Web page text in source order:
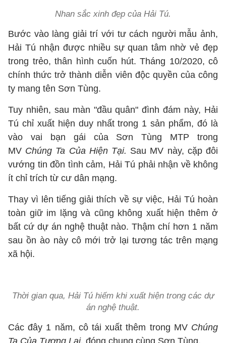
Nhan sắc xinh đẹp của Hải Tú.
Bước vào làng giải trí với tư cách người mẫu ảnh,
Hải Tú nhận được nhiều sự quan tâm nhờ vẻ đẹp
trong trẻo, thân hình cuốn hút. Tháng 10/2020, cô
chính thức trở thành diễn viên độc quyền của công
ty mang tên Sơn Tùng.
Tuy nhiên, sau màn "đầu quân" đình đám này, Hải
Tú chỉ xuất hiện duy nhất trong 1 sản phẩm, đó là
vào vai bạn gái của Sơn Tùng MTP trong
MV Chúng Ta Của Hiện Tại. Sau MV này, cặp đôi
vướng tin đồn tình cảm, Hải Tú phải nhận về không
ít chỉ trích từ cư dân mạng.
Thay vì lên tiếng giải thích về sự việc, Hải Tú hoàn
toàn giữ im lặng và cũng không xuất hiện thêm ở
bất cứ dự án nghệ thuật nào. Thậm chí hơn 1 năm
sau ồn ào này cô mới trở lại tương tác trên mạng
xã hội.
Thời gian qua, Hải Tú hiếm khi xuất hiện trong các dự
án nghệ thuật.
Các đây 1 năm, cô tái xuất thêm trong MV Chúng
Ta Của Tương Lai, đóng chung cùng Sơn Tùng.